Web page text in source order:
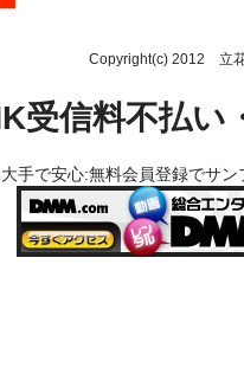
Copyright(c) 2012 立
受信料不払
手で安心:無料会員登録でサ